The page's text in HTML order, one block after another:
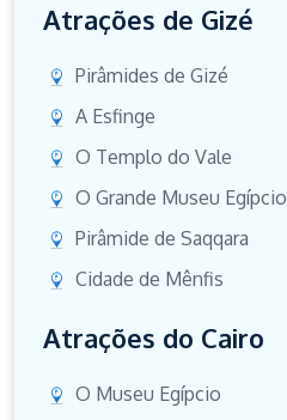
Atrações de Gizé
Pirâmides de Gizé
A Esfinge
O Templo do Vale
O Grande Museu Egípcio
Pirâmide de Saqqara
Cidade de Mênfis
Atrações do Cairo
O Museu Egípcio